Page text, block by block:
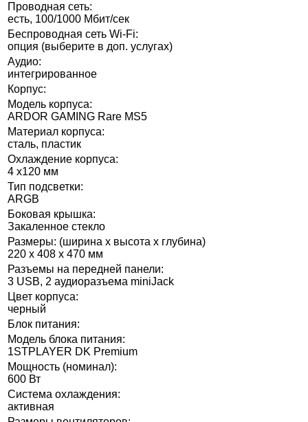
Проводная сеть:
есть, 100/1000 Мбит/сек
Беспроводная сеть Wi-Fi:
опция (выберите в доп. услугах)
Аудио:
интегрированное
Корпус:
Модель корпуса:
ARDOR GAMING Rare MS5
Материал корпуса:
сталь, пластик
Охлаждение корпуса:
4 х120 мм
Тип подсветки:
ARGB
Боковая крышка:
Закаленное стекло
Размеры: (ширина x высота x глубина)
220 x 408 x 470 мм
Разъемы на передней панели:
3 USB, 2 аудиоразъема miniJack
Цвет корпуса:
черный
Блок питания:
Модель блока питания:
1STPLAYER DK Premium
Мощность (номинал):
600 Вт
Система охлаждения:
активная